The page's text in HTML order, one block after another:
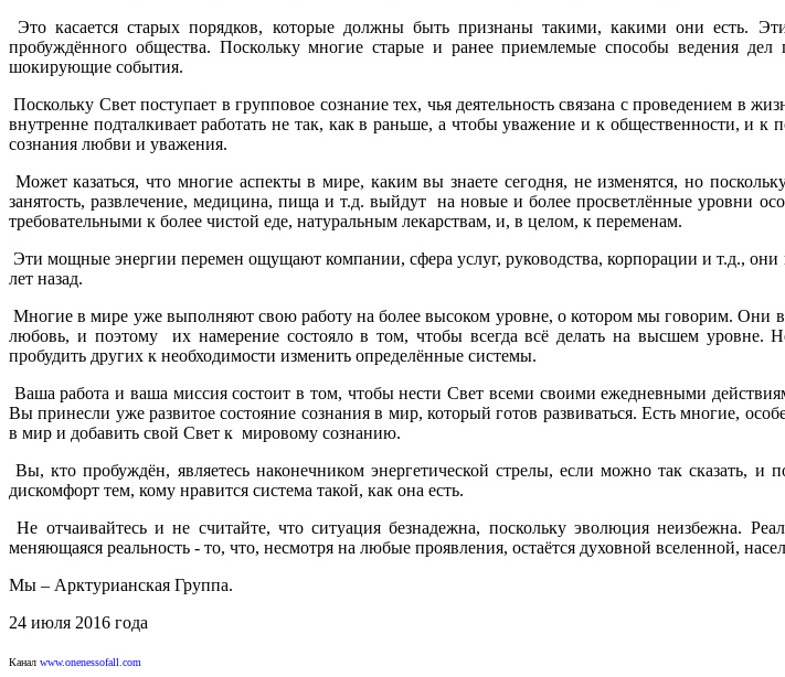
Это касается старых порядков, которые должны быть признаны такими, какими они есть.
пробуждённого общества. Поскольку многие старые и ранее приемлемые способы ведения
шокирующие события.
Поскольку Свет поступает в групповое сознание тех, чья деятельность связана с проведением в
внутренне подталкивает работать не так, как в раньше, а чтобы уважение и к общественности, и
сознания любви и уважения.
Может казаться, что многие аспекты в мире, каким вы знаете сегодня, не изменятся, но
занятость, развлечение, медицина, пища и т.д. выйдут на новые и более просветлённые уровни
требовательными к более чистой еде, натуральным лекарствам, и, в целом, к переменам.
Эти мощные энергии перемен ощущают компании, сфера услуг, руководства, корпорации и т.д.,
лет назад.
Многие в мире уже выполняют свою работу на более высоком уровне, о котором мы говорим. Они
любовь, и поэтому их намерение состояло в том, чтобы всегда всё делать на высшем
пробудить других к необходимости изменить определённые системы.
Ваша работа и ваша миссия состоит в том, чтобы нести Свет всеми своими ежедневными
Вы принесли уже развитое состояние сознания в мир, который готов развиваться. Есть многие,
в мир и добавить свой Свет к мировому сознанию.
Вы, кто пробуждён, являетесь наконечником энергетической стрелы, если можно так сказать,
дискомфорт тем, кому нравится система такой, как она есть.
Не отчаивайтесь и не считайте, что ситуация безнадежна, поскольку эволюция неизбежна.
меняющаяся реальность - то, что, несмотря на любые проявления, остаётся духовной вселенной,
Мы – Арктурианская Группа.
24 июля 2016 года
Канал www.onenessofall.com